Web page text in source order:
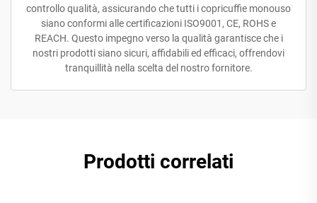
controllo qualità, assicurando che tutti i copricuffie monouso
siano conformi alle certificazioni ISO9001, CE, ROHS e
REACH. Questo impegno verso la qualità garantisce che i
nostri prodotti siano sicuri, affidabili ed efficaci, offrendovi
tranquillità nella scelta del nostro fornitore.
Prodotti correlati